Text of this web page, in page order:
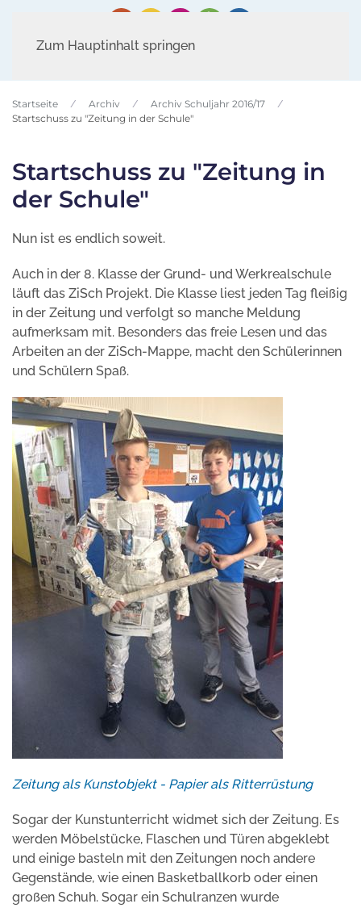
Zum Hauptinhalt springen
Startseite Archiv
Archiv Schuljahr 2016/17
Startschuss zu "Zeitung in der Schule"
Startschuss zu "Zeitung in
der Schule"
Nun ist es endlich soweit.
Auch in der 8. Klasse der Grund- und Werkrealschule
läuft das ZiSch Projekt. Die Klasse liest jeden Tag fleißig
in der Zeitung und verfolgt so manche Meldung
aufmerksam mit. Besonders das freie Lesen und das
Arbeiten an der ZiSch-Mappe, macht den Schülerinnen
und Schülern Spaß.
Zeitung als Kunstobjekt - Papier als Ritterrüstung
Sogar der Kunstunterricht widmet sich der Zeitung. Es
werden Möbelstücke, Flaschen und Türen abgeklebt
und einige basteln mit den Zeitungen noch andere
Gegenstände, wie einen Basketballkorb oder einen
großen Schuh. Sogar ein Schulranzen wurde